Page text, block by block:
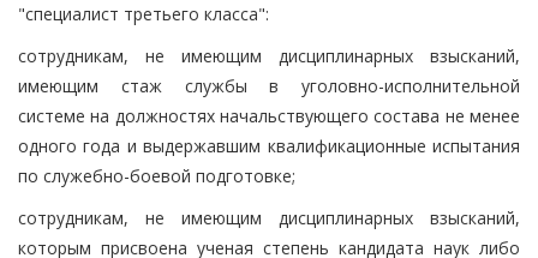
"специалист третьего класса":
сотрудникам, не имеющим дисциплинарных взысканий,
имеющим стаж службы в уголовно-исполнительной
системе на должностях начальствующего состава не менее
одного года и выдержавшим квалификационные испытания
по служебно-боевой подготовке;
сотрудникам, не имеющим дисциплинарных взысканий,
которым присвоена ученая степень кандидата наук либо